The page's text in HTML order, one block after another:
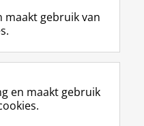
M
a
t
o
I
n
t
maakt gebruik van
en maakt gebruik